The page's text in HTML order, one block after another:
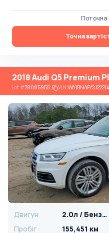
Поточна
Точна
2018 Audi Q5 Premium
Lot#78085955 VIN:
Двигун 2.0л / Бензин
Пробіг
155,451 км